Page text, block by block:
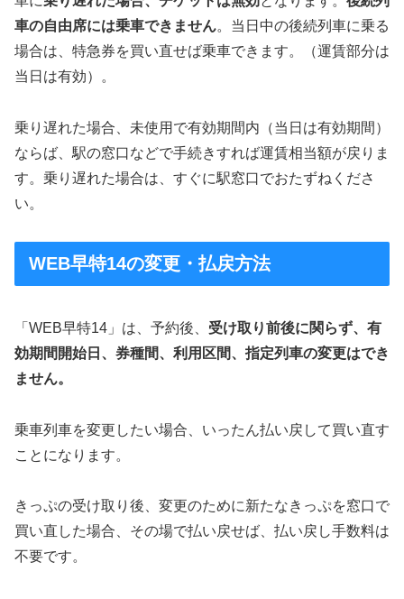
車の自由席には乗車できません。当日中の後続列車に乗る
場合は、特急券を買い直せば乗車できます。（運賃部分は
当日は有効）。
乗り遅れた場合、未使用で有効期間内（当日は有効期間）
ならば、駅の窓口などで手続きすれば運賃相当額が戻りま
す。乗り遅れた場合は、すぐに駅窓口でおたずねくださ
い。
WEB早特14の変更・払戻方法
「WEB早特14」は、予約後、 受け取り前後に関らず、有
効期間開始日、券種間、利用区間、指定列車の変更はでき
ません。
乗車列車を変更したい場合、いったん払い戻して買い直す
ことになります。
きっぷの受け取り後、変更のために新たなきっぷを窓口で
買い直した場合、その場で払い戻せば、払い戻し手数料は
不要です。